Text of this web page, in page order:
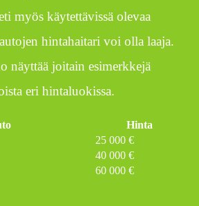
myös käytettävissä olevaa
hintahaitari voi olla laaja.
näyttää joitain esimerkkejä
eri hintaluokissa.
Hinta
25 000 €
40 000 €
60 000 €